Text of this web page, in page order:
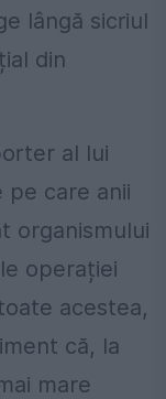
lângă sicriul
din
al lui
pe care anii
organismului
operației
acestea,
că, la
mare